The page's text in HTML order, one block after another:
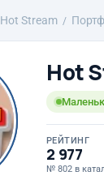
Hot Stream
Hot
РЕЙТИНГ
2 977
№ 802 в